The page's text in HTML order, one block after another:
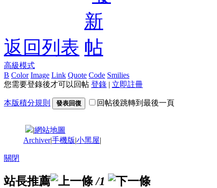
返回列表
高級模式
B Color Image Link Quote Code Smilies
您需要登錄後才可以回帖 登錄 | 立即註冊
本版積分規則 發表回復 回帖後跳轉到最後一頁
|網站地圖
Archiver|手機版|小黑屋|
關閉
站長推薦 /1